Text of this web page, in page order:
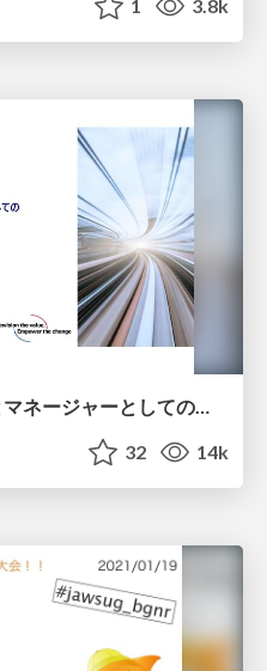
1 3.8k
エンジニアとしての自分とマネージャーとしての自分の狭間で、どう成長していくのか？（AWS DevDay 2023登壇資料）
32 14k